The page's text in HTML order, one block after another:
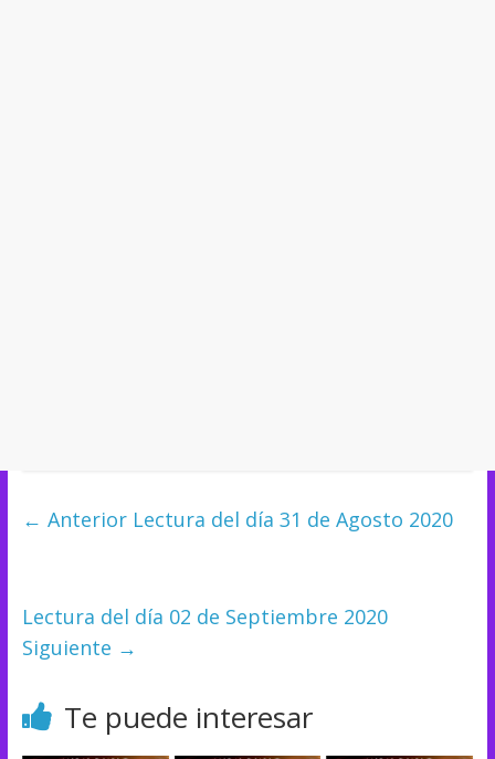
← AnteriorLectura del día 31 de Agosto 2020
Lectura del día 02 de Septiembre 2020
Siguiente →
Te puede interesar